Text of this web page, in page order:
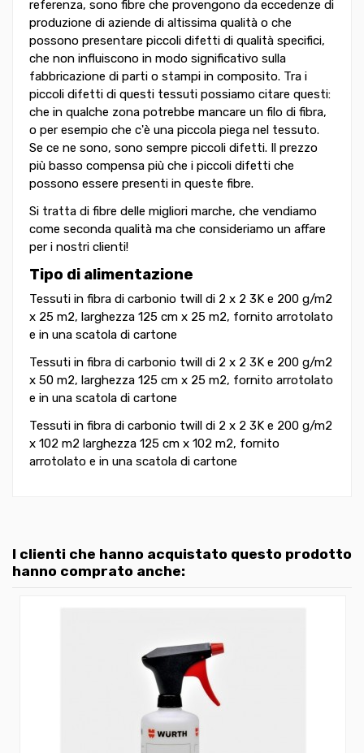
referenza, sono fibre che provengono da eccedenze di
produzione di aziende di altissima qualità o che
possono presentare piccoli difetti di qualità specifici,
che non influiscono in modo significativo sulla
fabbricazione di parti o stampi in composito. Tra i
piccoli difetti di questi tessuti possiamo citare questi:
che in qualche zona potrebbe mancare un filo di fibra,
o per esempio che c'è una piccola piega nel tessuto.
Se ce ne sono, sono sempre piccoli difetti. Il prezzo
più basso compensa più che i piccoli difetti che
possono essere presenti in queste fibre.
Si tratta di fibre delle migliori marche, che vendiamo
come seconda qualità ma che consideriamo un affare
per i nostri clienti!
Tipo di alimentazione
Tessuti in fibra di carbonio twill di 2 x 2 3K e 200 g/m2
x 25 m2, larghezza 125 cm x 25 m2, fornito arrotolato
e in una scatola di cartone
Tessuti in fibra di carbonio twill di 2 x 2 3K e 200 g/m2
x 50 m2, larghezza 125 cm x 25 m2, fornito arrotolato
e in una scatola di cartone
Tessuti in fibra di carbonio twill di 2 x 2 3K e 200 g/m2
x 102 m2 larghezza 125 cm x 102 m2, fornito
arrotolato e in una scatola di cartone
I clienti che hanno acquistato questo prodotto
hanno comprato anche: